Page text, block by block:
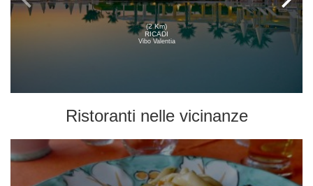
(2 Km)
RICADI
Vibo Valentia
Ristoranti nelle vicinanze